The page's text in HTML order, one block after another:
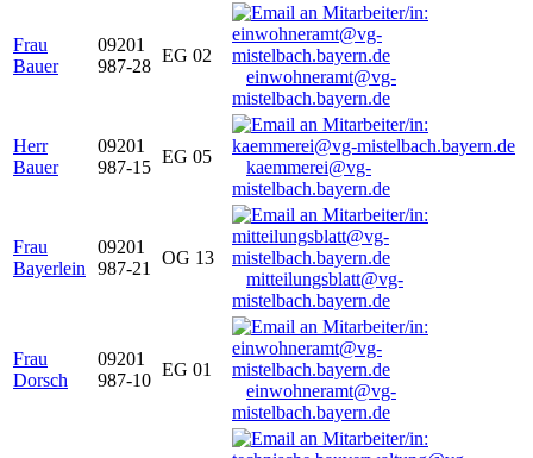
Frau
Bauer
09201
987-28
EG 02
einwohneramt@vg-
mistelbach.bayern.de
Herr
Bauer
09201
987-15
EG 05
kaemmerei@vg-
mistelbach.bayern.de
Frau
Bayerlein
09201
987-21
OG 13
mitteilungsblatt@vg-
mistelbach.bayern.de
Frau
Dorsch
09201
987-10
EG 01
einwohneramt@vg-
mistelbach.bayern.de